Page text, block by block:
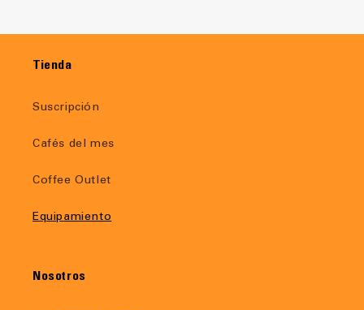
Tienda
Suscripción
Cafés del mes
Coffee Outlet
Equipamiento
Nosotros